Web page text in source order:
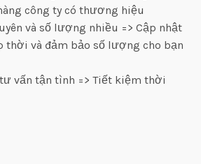
công ty có thương hiệu
và số lượng nhiều => Cập nhật
thời và đảm bảo số lượng cho bạn
vấn tận tình => Tiết kiệm thời